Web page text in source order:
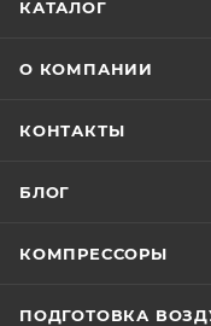
КАТАЛОГ
О КОМПАНИИ
КОНТАКТЫ
БЛОГ
КОМПРЕССОРЫ
ПОДГОТОВКА